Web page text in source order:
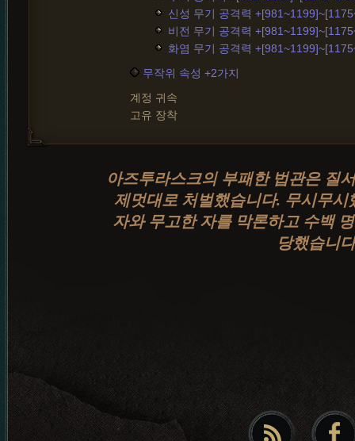
신성 무기 공격력
비전 무기 공격력
화염 무기 공격력
무작위 속성 +2가지
계정 귀속
고유 장착
아즈투라스크의 부패한 법관은 질
제멋대로 처벌했습니다. 무시무시
자와 무고한 자를 막론하고 수백
당했습니